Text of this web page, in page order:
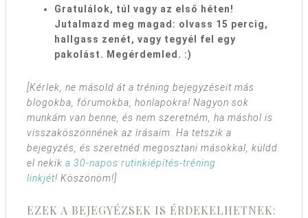
Gratulálok, túl vagy az első héten!
Jutalmazd meg magad: olvass 15 percig,
hallgass zenét, vagy tegyél fel egy
pakolást. Megérdemled. :)
[Kérlek, ne másold át a tréning bejegyzéseit más
blogokba, fórumokba, honlapokra! Nagyon sok
munkám van benne, és nem szeretném, ha máshol is
visszaköszönnének az írásaim. Ha tetszik a
bejegyzés, és szeretnéd megosztani másokkal, küldd
el nekik a 30-napos rutinkiépítés-tréning
linkjét! Köszönöm!]
EZEK A BEJEGYÉZSEK IS ÉRDEKELHETNEK: